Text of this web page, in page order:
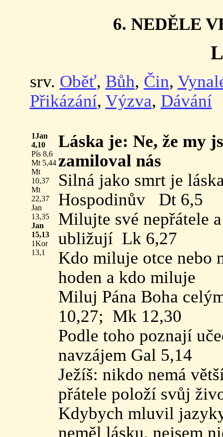
6. NEDĚLE
srv. Oběť, Bůh, Čin,
Přikázání, Výzva, Dávání
1Jan
4,10
Pís 8,6
Mt 5,44
Mt
10,37
Mt
22,37
Jan
13,35
Jan
15,13
1Kor
13,1
Láska je: Ne, že my
zamiloval nás
Silná jako smrt je
Hospodinův Dt 6,5
Milujte své nepřátele
ubližují Lk 6,27
Kdo miluje otce nebo
hoden a kdo miluje
Miluj Pána Boha
10,27; Mk 12,30
Podle toho poznají
navzájem Gal 5,14
Ježíš: nikdo nemá
přátele položí svůj
Kdybych mluvil
neměl lásku, nejsem